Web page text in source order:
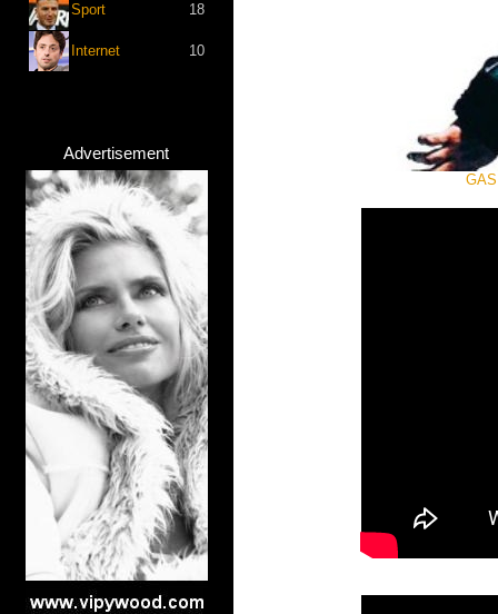
Sport 18
Internet 10
Advertisement